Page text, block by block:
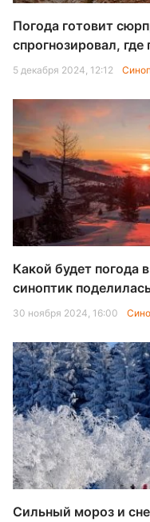
Погода готовит
спрогнозировал, где
5 декабря 2024, 12:12
Какой будет погода
синоптик
30 ноября 2024, 16:00
Сильный мороз и